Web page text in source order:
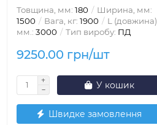
Товщина, мм: 180
Ширина, мм:
1500
Вага, кг: 1900
L (довжина),
мм.: 3000 Тип виробу: ПД
9250.00 грн/шт
У кошик
Швидке замовлення